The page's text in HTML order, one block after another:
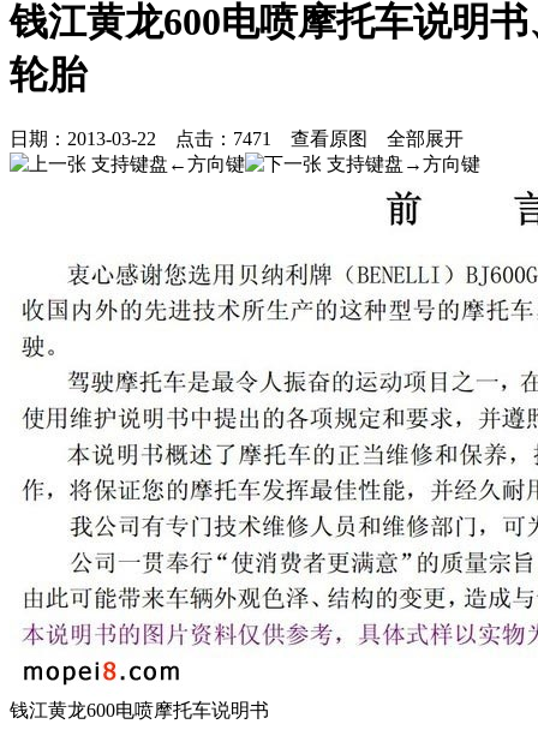
钱江黄龙600电喷摩托车说明
轮胎
日期： 2013-03-22 点击： 7471 查看原图 全部展开
钱江黄龙600电喷摩托车说明书